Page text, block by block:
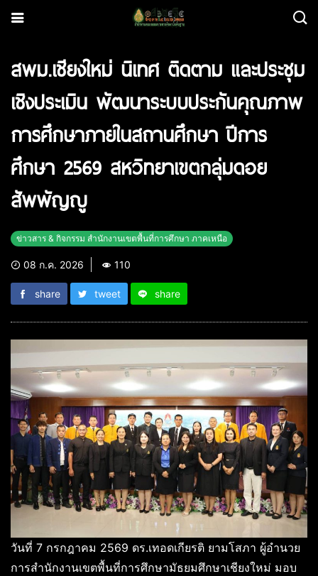
สพม.เชียงใหม่ นิเทศ ติดตาม และประชุม
เชิงประเมิน พัฒนาระบบประกันคุณภาพ
การศึกษาภายในสถานศึกษา ปีการ
ศึกษา 2569 สหวิทยาเขตกลุ่มดอย
สัพพัญญู
ข่าวสาร & กิจกรรม สำนักงานเขตพื้นที่การศึกษา ภาคเหนือ
08 ก.ค. 2026 110
share tweet share
วันที่ 7 กรกฎาคม 2569 ดร.เทอดเกียรติ ยามโสภา ผู้อำนวย
การสำนักงานเขตพื้นที่การศึกษามัธยมศึกษาเชียงใหม่ มอบ